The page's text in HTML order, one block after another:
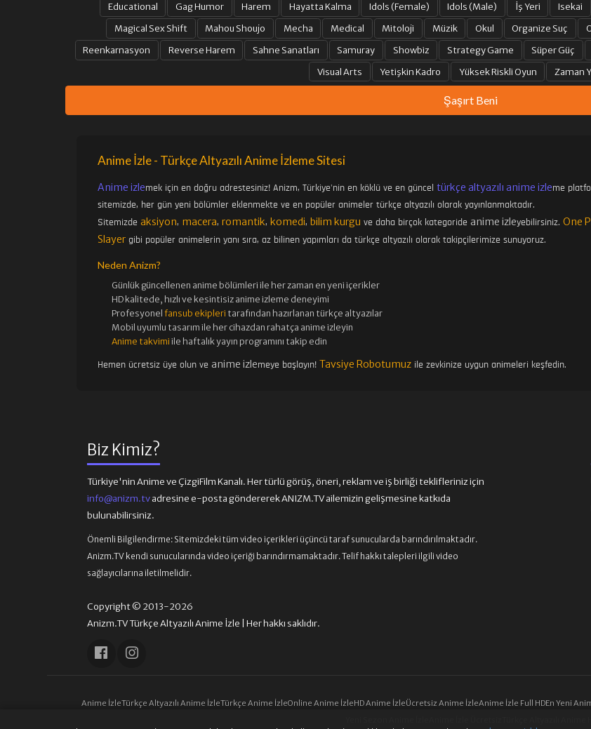
Educational
Gag Humor Harem Hayatta Kalma Idols (Female) Idols (Male) İş Yeri Isekai
Magical Sex Shift
Mahou Shoujo Mecha Medical Mitoloji Müzik Okul Organize Suç
Reenkarnasyon
Reverse Harem Sahne Sanatları Samuray Showbiz Strategy Game Süper Güç
Visual Arts
Yetişkin Kadro Yüksek Riskli Oyun Zaman
Şaşırt Beni
Anime İzle - Türkçe Altyazılı Anime İzleme Sitesi
Anime izlemek için en doğru adrestesiniz! Anizm, Türkiye'nin en köklü ve en güncel türkçe altyazılı anime izleme
sitemizde, her gün yeni bölümler eklenmekte ve en popüler animeler türkçe altyazılı olarak yayınlanmaktadır.
Sitemizde aksiyon, macera, romantik, komedi, bilim kurgu ve daha birçok kategoride anime izleyebilirsiniz. One
Slayergibi popüler animelerin yanı sıra, az bilinen yapımları da türkçe altyazılı olarak takipçilerimize sunuyoruz.
Neden Anizm?
Günlük güncellenen anime bölümleri ile her zaman en yeni içerikler
HD kalitede, hızlı ve kesintisiz anime izleme deneyimi
Profesyonel fansub ekipleri tarafından hazırlanan türkçe altyazılar
Mobil uyumlu tasarım ile her cihazdan rahatça anime izleyin
Anime takvimi ile haftalık yayın programını takip edin
Hemen ücretsiz üye olun ve anime izlemeye başlayın! Tavsiye Robotumuzile zevkinize uygun animeleri keşfedin.
Biz Kimiz?
Türkiye'nin Anime ve ÇizgiFilm Kanalı. Her türlü görüş, öneri, reklam ve iş birliği teklifleriniz için
info@anizm.tvadresine e-posta göndererek ANIZM.TV ailemizin gelişmesine katkıda
bulunabilirsiniz.
Önemli Bilgilendirme:Sitemizdeki tüm video içerikleri üçüncü taraf sunucularda barındırılmaktadır.
Anizm.TV kendi sunucularında video içeriği barındırmamaktadır. Telif hakkı talepleri ilgili video
sağlayıcılarına iletilmelidir.
Copyright © 2013-2026
Anizm.TV Türkçe Altyazılı Anime İzle | Her hakkı saklıdır.
Anime İzleTürkçe Altyazılı Anime İzleTürkçe Anime İzleOnline Anime İzleHD Anime İzleÜcretsiz Anime İzleAnime İzle Full HDEn Yeni